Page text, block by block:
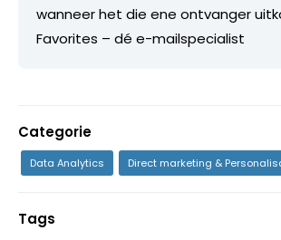
wanneer het die ene ontvanger
Favorites – dé e-mailspecialist
Categorie
Data Analytics Direct marketing &
Tags